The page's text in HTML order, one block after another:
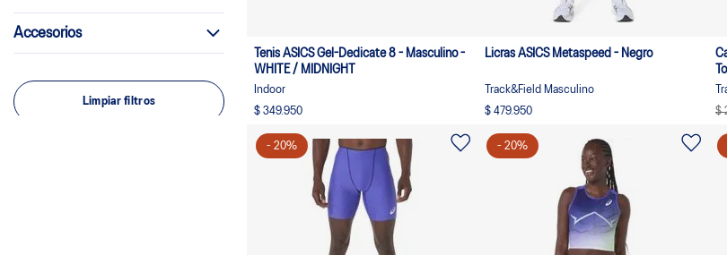
Indoor(46
Accesorios
Limpiar filtros
Tenis ASICS Gel-Dedicate 8 - Masculino -
WHITE / MIDNIGHT
Indoor
$ 349.950
Licras ASICS Metaspeed - Negro
Track&Field Masculino
$ 479.950
$
- 20% - 20%